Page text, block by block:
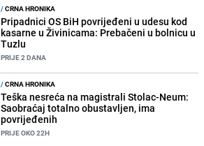
/CRNA HRONIKA
Pripadnici OS BiH povrijeđeni u udesu kod
kasarne u Živinicama: Prebačeni u bolnicu u
Tuzlu
PRIJE 2 DANA
/CRNA HRONIKA
Teška nesreća na magistrali Stolac-Neum:
Saobraćaj totalno obustavljen, ima
povrijeđenih
PRIJE OKO 22H